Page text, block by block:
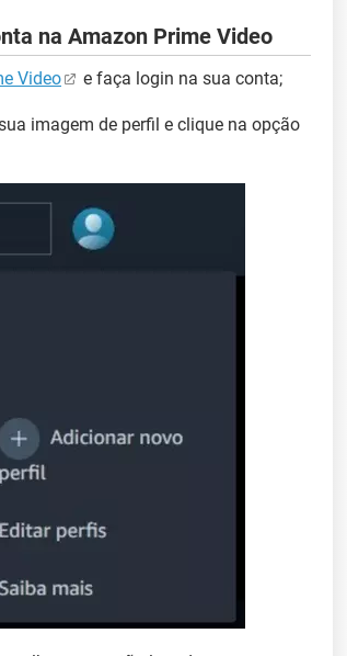
na Amazon Prime Video
Video e faça login na sua conta;
imagem de perfil e clique na opção